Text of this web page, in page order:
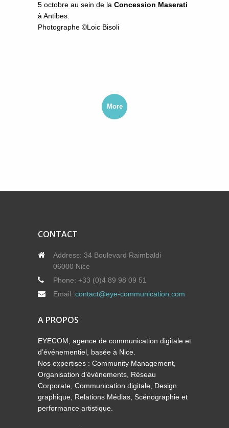
5 octobre au sein de la Concession Maserati
à Antibes.
Photographe ©Loic Bisoli
More
CONTACT
Address: 34 Boulevard Raimbaldi
06000 Nice
Phone: +33 (0)4 89 98 09 51
Email: contact@eye-communication.com
A PROPOS
EYECOM, agence de communication digitale et
d’événementiel, basée à Nice.
Nos expertises : Community Management,
Organisation d’événements, Réseau
Corporate, Communication digitale, Design
graphique, Relations Médias, Scénographie et
performance artistique.